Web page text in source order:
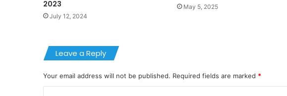
2023
July 12, 2024
May 5, 2025
Leave a Reply
Your email address will not be published. Required fields are marked *